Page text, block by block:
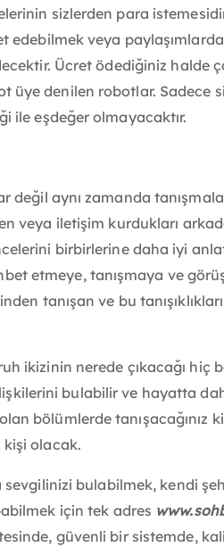
sizlerden para
veya
Ücret ödediğiniz halde
denilen robotlar. Sadece
ile eşdeğer olmayacaktır.
aynı zamanda
veya iletişim kurdukları
birbirlerine daha iyi
etmeye, tanışmaya ve
tanışan ve bu
ikizinin nerede çıkacağı
ilişkilerini bulabilir ve hayatta
bölümlerde tanışacağınız
olacak.
sevgilinizi bulabilmek, kendi
için tek adres
güvenli bir sistemde,